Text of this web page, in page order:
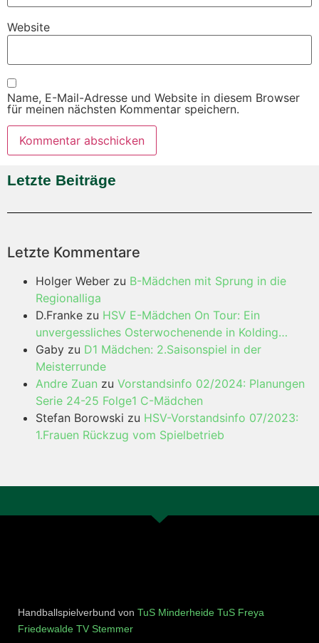
Website
Name, E-Mail-Adresse und Website in diesem Browser
für meinen nächsten Kommentar speichern.
Letzte Beiträge
Letzte Kommentare
Holger Weber zu B-Mädchen mit Sprung in die
Regionalliga
D.Franke zu HSV E-Mädchen On Tour: Ein
unvergessliches Osterwochenende in Kolding…
Gaby zu D1 Mädchen: 2.Saisonspiel in der
Meisterrunde
Andre Zuan zu Vorstandsinfo 02/2024: Planungen
Serie 24-25 Folge1 C-Mädchen
Stefan Borowski zu HSV-Vorstandsinfo 07/2023:
1.Frauen Rückzug vom Spielbetrieb
Handballspielverbund von TuS Minderheide TuS Freya
Friedewalde TV Stemmer